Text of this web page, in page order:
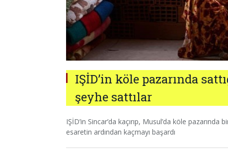
IŞİD’in köle pazarında
şeyhe sattılar
IŞİD’in Sincar’da kaçırıp, Musul’da köle
esaretin ardından kaçmayı başardı